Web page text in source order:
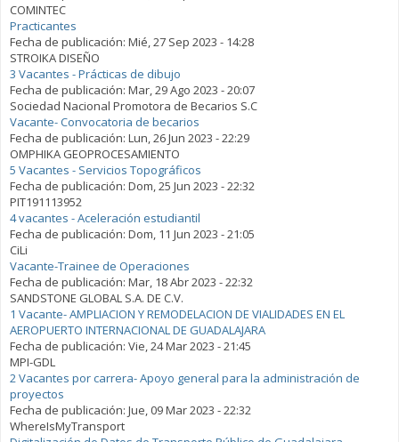
COMINTEC
Practicantes
Fecha de publicación: Mié, 27 Sep 2023 - 14:28
STROIKA DISEÑO
3 Vacantes - Prácticas de dibujo
Fecha de publicación: Mar, 29 Ago 2023 - 20:07
Sociedad Nacional Promotora de Becarios S.C
Vacante- Convocatoria de becarios
Fecha de publicación: Lun, 26 Jun 2023 - 22:29
OMPHIKA GEOPROCESAMIENTO
5 Vacantes - Servicios Topográficos
Fecha de publicación: Dom, 25 Jun 2023 - 22:32
PIT191113952
4 vacantes - Aceleración estudiantil
Fecha de publicación: Dom, 11 Jun 2023 - 21:05
CiLi
Vacante-Trainee de Operaciones
Fecha de publicación: Mar, 18 Abr 2023 - 22:32
SANDSTONE GLOBAL S.A. DE C.V.
1 Vacante- AMPLIACION Y REMODELACION DE VIALIDADES EN EL
AEROPUERTO INTERNACIONAL DE GUADALAJARA
Fecha de publicación: Vie, 24 Mar 2023 - 21:45
MPI-GDL
2 Vacantes por carrera- Apoyo general para la administración de
proyectos
Fecha de publicación: Jue, 09 Mar 2023 - 22:32
WhereIsMyTransport